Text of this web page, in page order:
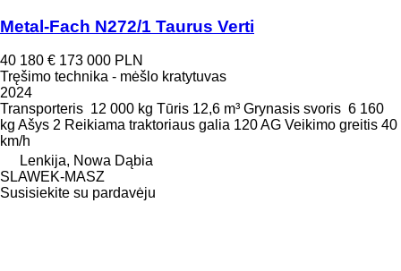
Metal-Fach N272/1 Taurus Verti
40 180 € 173 000 PLN
Tręšimo technika - mėšlo kratytuvas
2024
Transporteris 12 000 kg Tūris 12,6 m³ Grynasis svoris 6 160
kg Ašys 2 Reikiama traktoriaus galia 120 AG Veikimo greitis 40
km/h
Lenkija, Nowa Dąbia
SLAWEK-MASZ
Susisiekite su pardavėju